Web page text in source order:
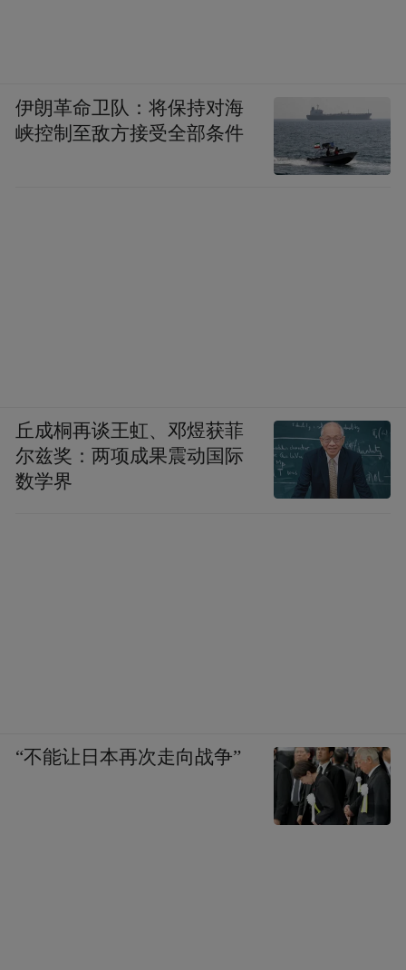
伊朗革命卫队：将保持对海
峡控制至敌方接受全部条件
丘成桐再谈王虹、邓煜获菲
尔兹奖：两项成果震动国际
数学界
“不能让日本再次走向战争”